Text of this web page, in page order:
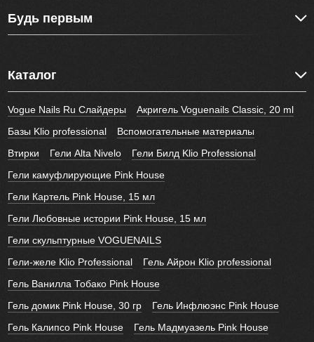
Будь первым
Каталог
Vogue Nails Ru Слайдеры
Акригель Voguenails Classic, 20 ml
Базы Klio professional
Вспомогательные материалы
Втирки
Гели Alta Nivelo
Гели Билд Klio Professional
Гели камуфлирующие Pink House
Гели Картель Pink House, 15 мл
Гели Любовные истории Pink House, 15 мл
Гели скульптурные VOGUENAILS
Гели-желе Klio Professional
Гель Айрон Klio professional
Гель Ванилла Тобако Pink House
Гель домик Pink House, 30 гр
Гель Инфлюэнс Pink House
Гель Калипсо Pink House
Гель Мадмуазель Pink House